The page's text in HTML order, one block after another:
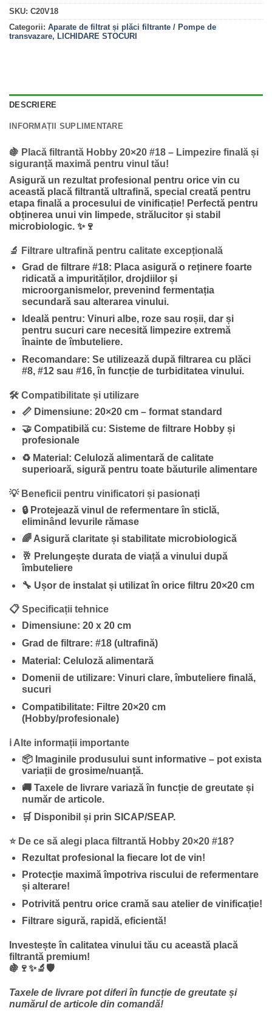
SKU: C20V18
Categorii: Aparate de filtrat și plăci filtrante / Pompe de
transvazare, LICHIDARE STOCURI
DESCRIERE
INFORMAȚII SUPLIMENTARE
🍇 Placă filtrantă Hobby 20×20 #18 – Limpezire finală și
siguranță maximă pentru vinul tău!
Asigură un rezultat profesional pentru orice vin cu
această placă filtrantă ultrafină, special creată pentru
etapa finală a procesului de vinificație! Perfectă pentru
obținerea unui vin limpede, strălucitor și stabil
microbiologic. ✨🍷
🔬 Filtrare ultrafină pentru calitate excepțională
Grad de filtrare #18: Placa asigură o reținere foarte
ridicată a impurităților, drojdiilor și
microorganismelor, prevenind fermentația
secundară sau alterarea vinului.
Ideală pentru: Vinuri albe, roze sau roșii, dar și
pentru sucuri care necesită limpezire extremă
înainte de îmbuteliere.
Recomandare: Se utilizează după filtrarea cu plăci
#8, #12 sau #16, în funcție de turbiditatea vinului.
🛠️ Compatibilitate și utilizare
📏 Dimensiune: 20×20 cm – format standard
🤝 Compatibilă cu: Sisteme de filtrare Hobby și
profesionale
♻️ Material: Celuloză alimentară de calitate
superioară, sigură pentru toate băuturile alimentare
💡 Beneficii pentru vinificatori și pasionați
🔒 Protejează vinul de refermentareîn sticlă,
eliminând levurile rămase
🌈 Asigură claritate și stabilitate microbiologică
🥂 Prelungește durata de viață a vinului după
îmbuteliere
🔧 Ușor de instalat și utilizat în orice filtru 20×20 cm
📋 Specificații tehnice
Dimensiune: 20 x 20 cm
Grad de filtrare: #18 (ultrafină)
Material: Celuloză alimentară
Domenii de utilizare: Vinuri clare, îmbuteliere finală,
sucuri
Compatibilitate: Filtre 20×20 cm
(Hobby/profesionale)
ℹ️ Alte informații importante
📦 Imaginile produsului sunt informative – pot exista
variații de grosime/nuanță.
🚚 Taxele de livrare variază în funcție de greutate și
număr de articole.
🛒 Disponibil și prin SICAP/SEAP.
⭐ De ce să alegi placa filtrantă Hobby 20×20 #18?
Rezultat profesional la fiecare lot de vin!
Protecție maximă împotriva riscului de refermentare
și alterare!
Potrivită pentru orice cramă sau atelier de vinificație!
Filtrare sigură, rapidă, eficientă!
Investește în calitatea vinului tău cu această placă
filtrantă premium!
🍇🍷✨🔬🛡️
Taxele de livrare pot diferi în funcție de greutate și
numărul de articole din comandă!